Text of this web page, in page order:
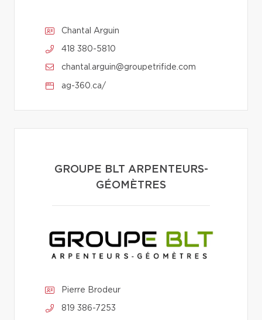
Chantal Arguin
418 380-5810
chantal.arguin@groupetrifide.com
ag-360.ca/
GROUPE BLT ARPENTEURS-
GÉOMÈTRES
Pierre Brodeur
819 386-7253